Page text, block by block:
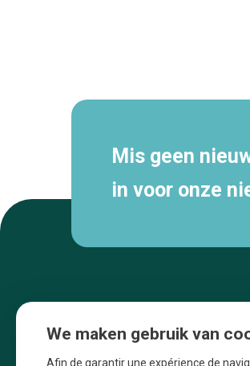
Mis geen
in voor onze
We maken gebruik van
Afin de garantir une expérience de